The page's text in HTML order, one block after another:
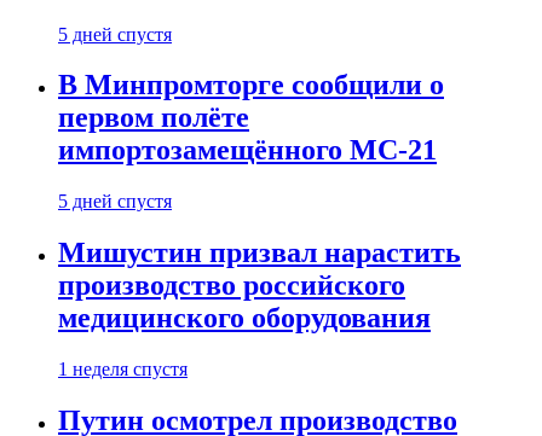
5 дней спустя
В Минпромторге сообщили о
первом полёте
импортозамещённого МС-21
5 дней спустя
Мишустин призвал нарастить
производство российского
медицинского оборудования
1 неделя спустя
Путин осмотрел производство